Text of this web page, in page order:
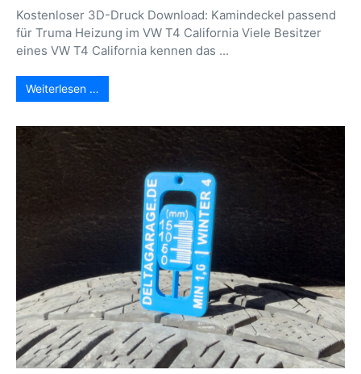
Kostenloser 3D-Druck Download: Kamindeckel passend
für Truma Heizung im VW T4 California Viele Besitzer
eines VW T4 California kennen das ...
Weiterlesen …